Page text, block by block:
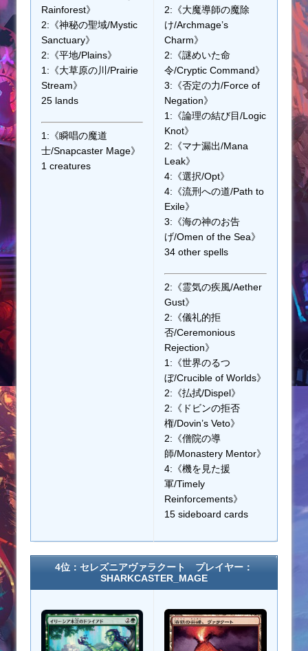
Rainforest》
2:《神秘の聖域/Mystic
Sanctuary》
2:《平地/Plains》
1:《大草原の川/Prairie
Stream》
25 lands
1:《瞬唱の魔道
士/Snapcaster Mage》
1 creatures
2:《大魔導師の魔除
け/Archmage’s
Charm》
2:《謎めいた命
令/Cryptic Command》
3:《否定の力/Force of
Negation》
1:《論理の結び目/Logic
Knot》
2:《マナ漏出/Mana
Leak》
4:《選択/Opt》
4:《流刑への道/Path to
Exile》
3:《海の神のお告
げ/Omen of the Sea》
34 other spells
2:《霊気の疾風/Aether
Gust》
2:《儀礼的拒
否/Ceremonious
Rejection》
1:《世界のるつ
ぼ/Crucible of Worlds》
2:《払拭/Dispel》
2:《ドビンの拒否
権/Dovin’s Veto》
2:《僧院の導
師/Monastery Mentor》
4:《機を見た援
軍/Timely
Reinforcements》
15 sideboard cards
4位：セレズニアヴァラクート プレイヤー：
SHARKCASTER_MAGE